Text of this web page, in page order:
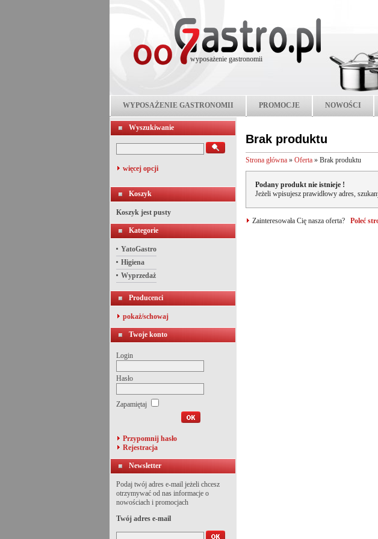
wyposażenie gastronomii
WYPOSAŻENIE GASTRONOMII PROMOCJE NOWOŚCI
Wyszukiwanie
więcej opcji
Koszyk
Koszyk jest pusty
Kategorie
YatoGastro
Higiena
Wyprzedaż
Producenci
pokaż/schowaj
Twoje konto
Login
Hasło
Zapamiętaj
Przypomnij hasło
Rejestracja
Newsletter
Podaj twój adres e-mail jeżeli chcesz
otrzymywać od nas informacje o
nowościach i promocjach
Twój adres e-mail
Brak produktu
Strona główna » Oferta » Brak produktu
Podany produkt nie istnieje !
Jeżeli wpisujesz prawidłowy adres,
Zainteresowała Cię nasza oferta? Poleć